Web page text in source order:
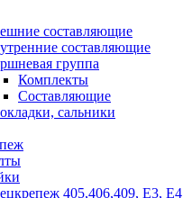
составляющие
составляющие
группа
Комплекты
Составляющие
сальники
405,406,409, Е3, Е4